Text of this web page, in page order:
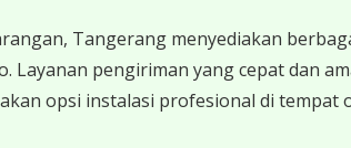
Tangerang menyediakan
Layanan pengiriman yang cepat dan
opsi instalasi profesional di